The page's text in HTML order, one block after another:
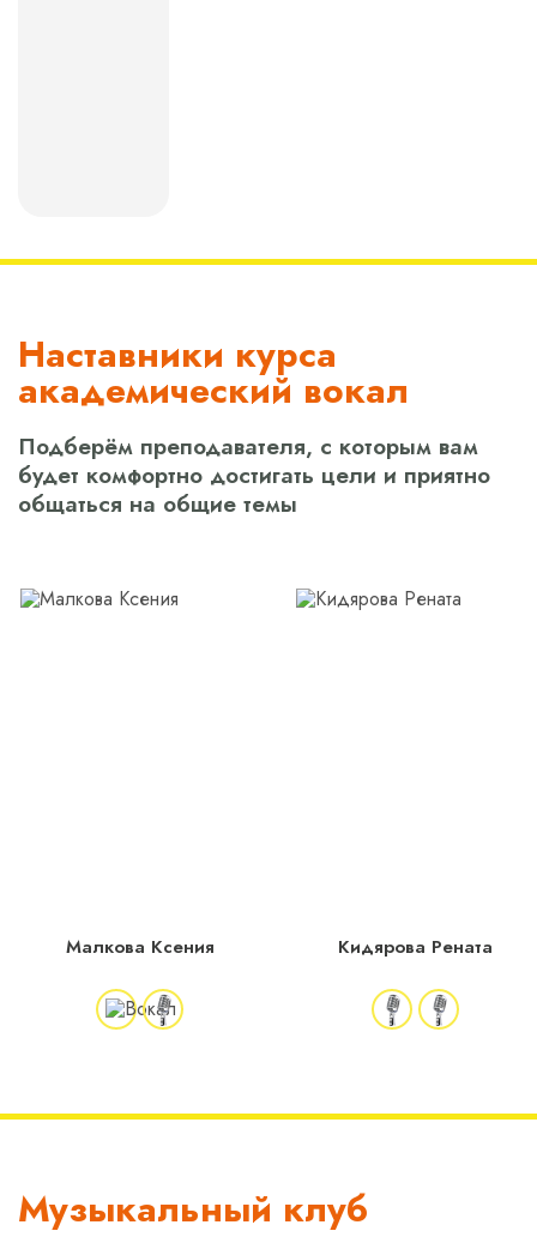
Наставники курса
академический вокал
Подберём преподавателя, с которым вам
будет комфортно достигать цели и приятно
общаться на общие темы
Малкова Ксения Кидярова Рената
Музыкальный клуб